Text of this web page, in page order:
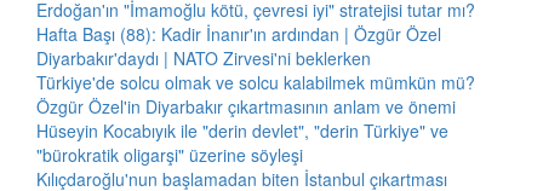
Erdoğan'ın "İmamoğlu kötü, çevresi iyi" stratejisi tutar mı?
Hafta Başı (88): Kadir İnanır'ın ardından | Özgür Özel
Diyarbakır'daydı | NATO Zirvesi'ni beklerken
Türkiye'de solcu olmak ve solcu kalabilmek mümkün mü?
Özgür Özel'in Diyarbakır çıkartmasının anlam ve önemi
Hüseyin Kocabıyık ile "derin devlet", "derin Türkiye" ve
"bürokratik oligarşi" üzerine söyleşi
Kılıçdaroğlu'nun başlamadan biten İstanbul çıkartması